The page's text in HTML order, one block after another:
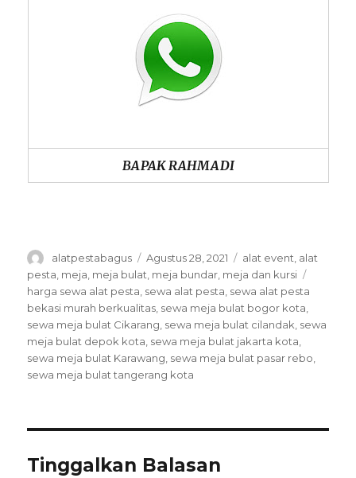
BAPAK RAHMADI
Author
alatpestabagus
Posted
on
Agustus 28, 2021 Categories
alat event alat
pesta meja meja bulat meja bundar meja dan kursi
harga sewa alat pesta sewa alat pesta sewa alat pesta
bekasi murah berkualitas sewa meja bulat bogor kota
sewa meja bulat Cikarang sewa meja bulat cilandak sewa
meja bulat depok kota sewa meja bulat jakarta kota
sewa meja bulat Karawang sewa meja bulat pasar rebo
sewa meja bulat tangerang kota
Tinggalkan Balasan